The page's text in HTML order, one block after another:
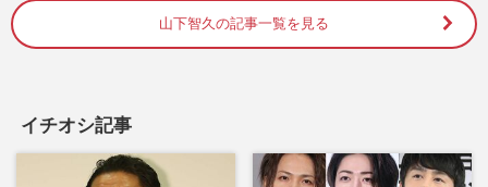
週刊女性2026年2月24日号 2026/2/13
山下智久の記事一覧を見る
イチオシ記事